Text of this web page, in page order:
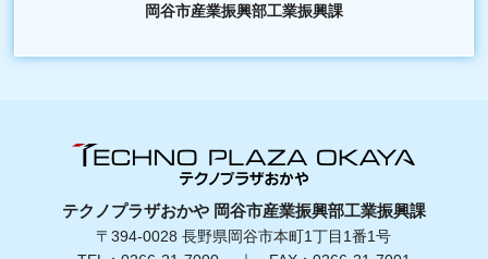
岡谷市産業振興部工業振興課
テクノプラザおかや 岡谷市産業振興部工業振興課
〒394-0028 長野県岡谷市本町1丁目1番1号